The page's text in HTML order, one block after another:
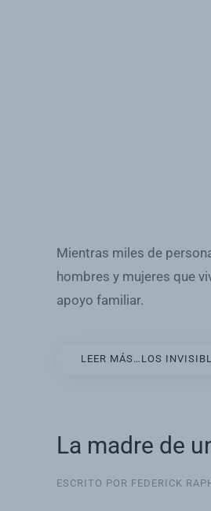
Mientras miles de
hombres y mujeres que
apoyo familiar.
LEER MÁS…LOS
La madre de
ESCRITO POR FEDERICK